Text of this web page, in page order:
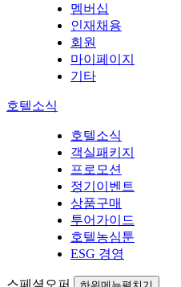
멤버십
인재채용
회원
마이페이지
기타
호텔소식
호텔소식
객실패키지
프로모션
정기이벤트
상품구매
투어가이드
호텔농심툰
ESG 경영
스페셜오퍼